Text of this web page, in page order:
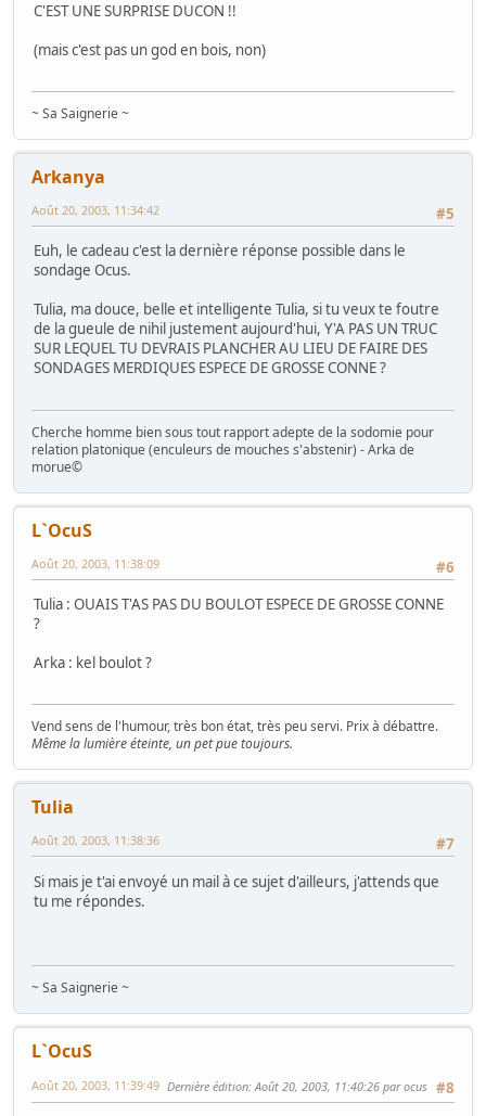
C'EST UNE SURPRISE DUCON !!
(mais c'est pas un god en bois, non)
~ Sa Saignerie ~
Arkanya
#5
Août 20, 2003, 11:34:42
Euh, le cadeau c'est la dernière réponse possible dans le
sondage Ocus.
Tulia, ma douce, belle et intelligente Tulia, si tu veux te foutre
de la gueule de nihil justement aujourd'hui, Y'A PAS UN TRUC
SUR LEQUEL TU DEVRAIS PLANCHER AU LIEU DE FAIRE DES
SONDAGES MERDIQUES ESPECE DE GROSSE CONNE ?
Cherche homme bien sous tout rapport adepte de la sodomie pour
relation platonique (enculeurs de mouches s'abstenir) - Arka de
morue©
L`OcuS
#6
Août 20, 2003, 11:38:09
Tulia : OUAIS T'AS PAS DU BOULOT ESPECE DE GROSSE CONNE
?
Arka : kel boulot ?
Vend sens de l'humour, très bon état, très peu servi. Prix à débattre.
Même la lumière éteinte, un pet pue toujours.
Tulia
#7
Août 20, 2003, 11:38:36
Si mais je t'ai envoyé un mail à ce sujet d'ailleurs, j'attends que
tu me répondes.
~ Sa Saignerie ~
L`OcuS
#8
Août 20, 2003, 11:39:49 Dernière édition: Août 20, 2003, 11:40:26 par ocus